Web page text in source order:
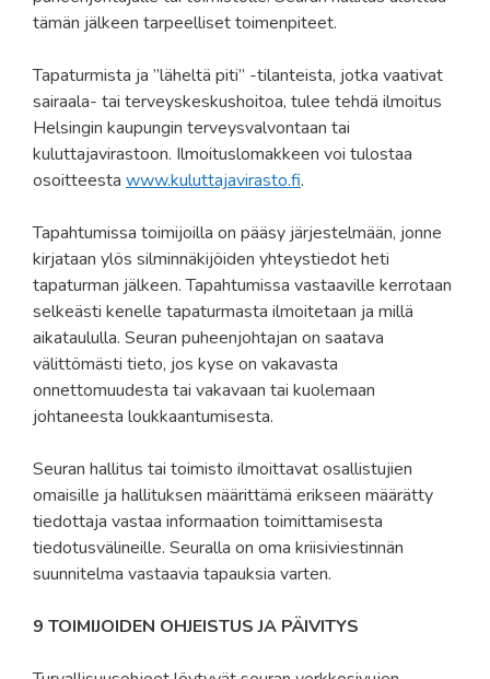
tämän jälkeen tarpeelliset toimenpiteet.
Tapaturmista ja ”läheltä piti” -tilanteista, jotka vaativat
sairaala- tai terveyskeskushoitoa, tulee tehdä ilmoitus
Helsingin kaupungin terveysvalvontaan tai
kuluttajavirastoon. Ilmoituslomakkeen voi tulostaa
osoitteesta www.kuluttajavirasto.fi.
Tapahtumissa toimijoilla on pääsy järjestelmään, jonne
kirjataan ylös silminnäkijöiden yhteystiedot heti
tapaturman jälkeen. Tapahtumissa vastaaville kerrotaan
selkeästi kenelle tapaturmasta ilmoitetaan ja millä
aikataululla. Seuran puheenjohtajan on saatava
välittömästi tieto, jos kyse on vakavasta
onnettomuudesta tai vakavaan tai kuolemaan
johtaneesta loukkaantumisesta.
Seuran hallitus tai toimisto ilmoittavat osallistujien
omaisille ja hallituksen määrittämä erikseen määrätty
tiedottaja vastaa informaation toimittamisesta
tiedotusvälineille. Seuralla on oma kriisiviestinnän
suunnitelma vastaavia tapauksia varten.
9 TOIMIJOIDEN OHJEISTUS JA PÄIVITYS